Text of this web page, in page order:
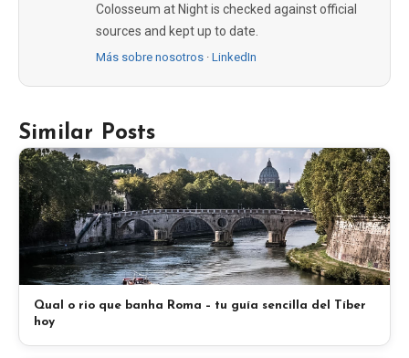
Colosseum at Night is checked against official
sources and kept up to date.
Más sobre nosotros · LinkedIn
Similar Posts
Qual o rio que banha Roma – tu guía sencilla del Tíber
hoy